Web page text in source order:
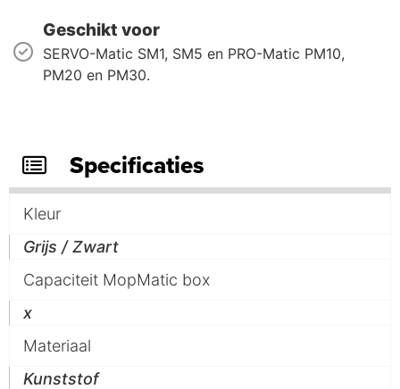
Geschikt voor
SERVO-Matic SM1, SM5 en PRO-Matic PM10,
PM20 en PM30.
Specificaties
Kleur
Grijs / Zwart
Capaciteit MopMatic box
x
Materiaal
Kunststof